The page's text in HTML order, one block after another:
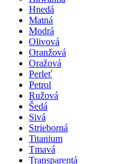
Hnedá
Matná
Modrá
Olivová
Oranžová
Oražová
Perleť
Petrol
Ružová
Šedá
Sivá
Strieborná
Titanium
Tmavá
Transparentá